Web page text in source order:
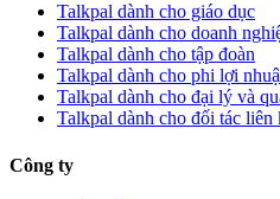
Talkpal dành cho giáo dục
Talkpal dành cho doanh
Talkpal dành cho tập đoàn
Talkpal dành cho phi lợi
Talkpal dành cho đại lý và
Talkpal dành cho đối tác liên
Công ty